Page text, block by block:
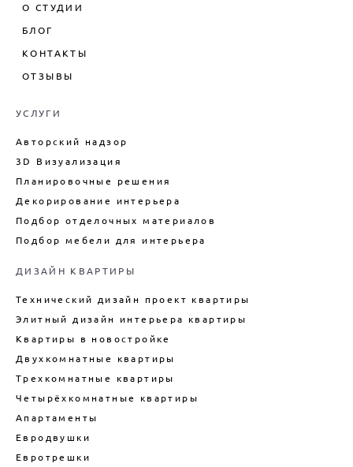
КВАРТИРЫ
ДИЗАЙН ИНТЕРЬЕРА 4-
ЭЛИТНЫЙ ДИЗАЙН
ДИЗАЙН ИНТЕРЬЕРА
ЗАГОРОДНОГО ДОМА
АПАРТАМЕНТОВ
ДИЗАЙН ИНТЕРЬЕРА ТАУНХАУСА
ДИЗАЙН КВАРТИРЫ В СТИЛЕ
ДИЗАЙН ДУПЛЕКСА
НОВОСТРОЙКЕ
ТЕХНИЧЕСКИЙ ДИЗАЙН
КВАРТИРЫ
ВНУТРЕННИЙ ИНТЕРЬЕР
ДИЗАЙН БОЛЬШОГО ДОМА
ДИЗАЙН ДОМА ПОД КЛЮЧ
ПОМЕЩЕНИЙ
РАЗРАБОТКА ДИЗАЙНА
ВЫСТАВОЧНОГО СТЕНДА
ДИЗАЙН-ПРОЕКТ ОТЕЛЯ
ПРОЕКТИРОВАНИЕ ЗАГОРОДНОГО
ПОДБОР ОТДЕЛОЧНЫХ МАТЕРИАЛОВ
О СТУДИИ
БЛОГ
КОНТАКТЫ
ОТЗЫВЫ
УСЛУГИ
Авторский надзор
3D Визуализация
Планировочные решения
Декорирование интерьера
Подбор отделочных материалов
Подбор мебели для интерьера
ДИЗАЙН КВАРТИРЫ
Технический дизайн проект квартиры
Элитный дизайн интерьера квартиры
Квартиры в новостройке
Двухкомнатные квартиры
Трехкомнатные квартиры
Четырёхкомнатные квартиры
Апартаменты
Евродвушки
Евротрешки